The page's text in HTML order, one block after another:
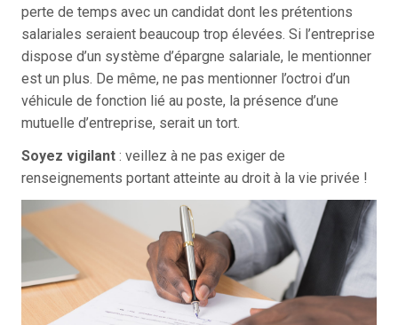
perte de temps avec un candidat dont les prétentions
salariales seraient beaucoup trop élevées. Si l’entreprise
dispose d’un système d’épargne salariale, le mentionner
est un plus. De même, ne pas mentionner l’octroi d’un
véhicule de fonction lié au poste, la présence d’une
mutuelle d’entreprise, serait un tort.
Soyez vigilant : veillez à ne pas exiger de
renseignements portant atteinte au droit à la vie privée !